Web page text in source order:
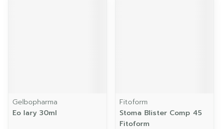
Gelbopharma
Eo Iary 30ml
Fitoform
Stoma Blister Comp 45
Fitoform